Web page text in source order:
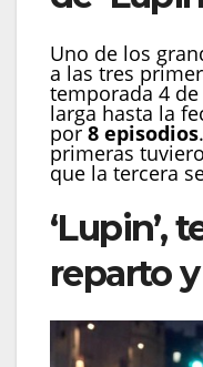
Uno de los
a las tres
temporada 4 de
larga hasta la
por8 episodios
primeras
que la tercera
‘Lupin’,
reparto